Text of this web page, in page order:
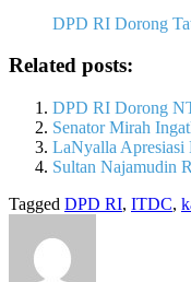
DPD RI Dorong
Related posts:
DPD RI Dorong
Senator Mirah
LaNyalla Apresiasi
Sultan Najamudin
Tagged DPD RI, ITDC,